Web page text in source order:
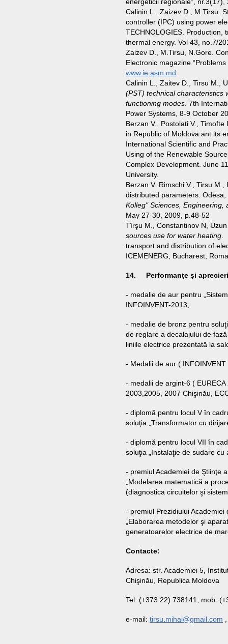
energeticii regionale”,
Calinin L., Zaizev D., M.Tirsu.
controller (IPC) using power
TECHNOLOGIES. Production,
thermal energy. Vol 43, no.7/
Zaizev D., M.Tirsu, N.Gore.
Electronic magazine
www.ie.asm.md
Calinin L., Zaitev D., Tirsu M.,
(PST) technical characteristics
functioning modes. 7th
Power Systems, 8-9 October
Berzan V., Postolati V.,
in Republic of Moldova ant its
International Scientific and
Using of the Renewable
Complex Development. June
University.
Berzan V. Rimschi V., Tirsu
distributed parameters.
Kolleg"Sciences, Engineering,
May 27-30, 2009, p.48-52
Tîrşu M., Constantinov N,
sources use for water heating.
transport and distribution of
ICEMENERG, Bucharest,
14. Performanţe şi
- medalie de aur pentru
INFOINVENT-2013;
- medalie de bronz pentru
de reglare a decalajului de
liniile electrice prezentată la
- Medalii de aur (
- medalii de argint-6 (
2003,2005, 2007 Chişinău,
- diplomă pentru locul V în
soluţia „Transformator cu
- diplomă pentru locul VII în
soluţia „Instalaţie de sudare cu
- premiul Academiei de Ştiinţe
„Modelarea matematică a
(diagnostica circuitelor şi
- premiul Prezidiului
„Elaborarea metodelor şi
generatoarelor electrice de
Contacte:
Adresa: str. Academiei 5,
Chişinău, Republica Moldova
Tel. (+373 22) 738141, mob.
e-mail: tirsu.mihai@gmail.com